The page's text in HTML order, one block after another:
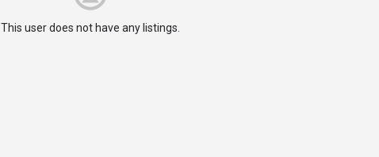
This user does not have any listings.